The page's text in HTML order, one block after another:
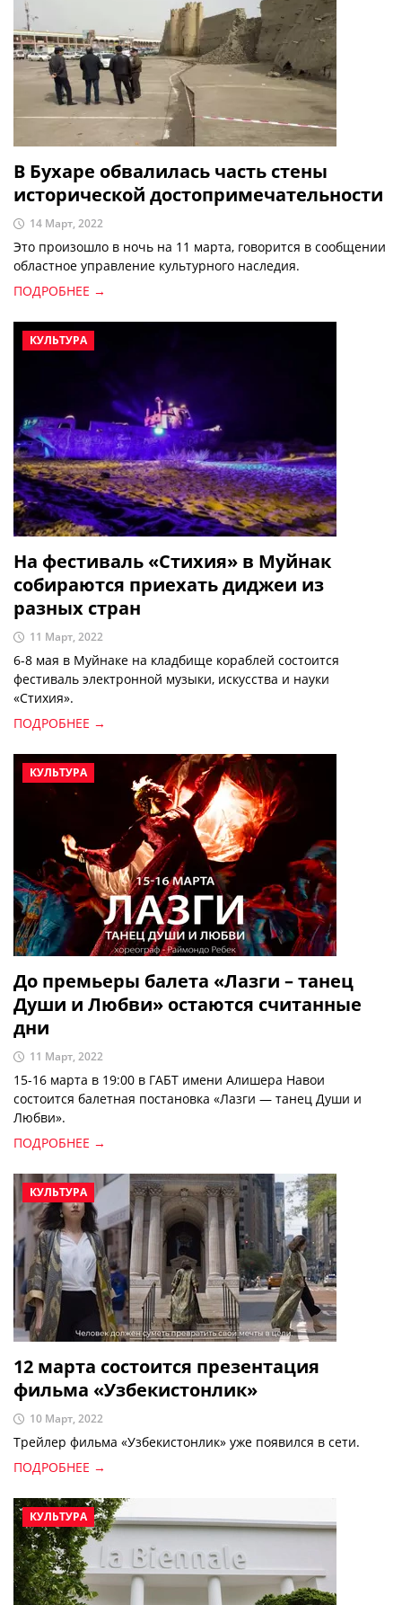
В Бухаре обвалилась часть стены
исторической достопримечательности
14 Март, 2022
Это произошло в ночь на 11 марта, говорится в сообщении
областное управление культурного наследия.
ПОДРОБНЕЕ →
КУЛЬТУРА
На фестиваль «Стихия» в Муйнак
собираются приехать диджеи из
разных стран
11 Март, 2022
6-8 мая в Муйнаке на кладбище кораблей состоится
фестиваль электронной музыки, искусства и науки
«Стихия».
ПОДРОБНЕЕ →
КУЛЬТУРА
До премьеры балета «Лазги – танец
Души и Любви» остаются считанные
дни
11 Март, 2022
15-16 марта в 19:00 в ГАБТ имени Алишера Навои
состоится балетная постановка «Лазги — танец Души и
Любви».
ПОДРОБНЕЕ →
КУЛЬТУРА
12 марта состоится презентация
фильма «Узбекистонлик»
10 Март, 2022
Трейлер фильма «Узбекистонлик» уже появился в сети.
ПОДРОБНЕЕ →
КУЛЬТУРА